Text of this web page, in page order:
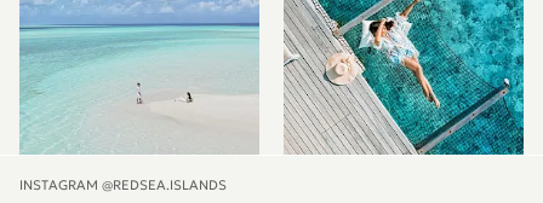
INSTAGRAM @REDSEA.ISLANDS